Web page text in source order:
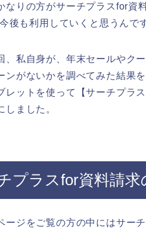
なりの方がサーチプラスfor資
後も利用していくと思うんで
、私自身が、年末セールやク
ンがないかを調べてみた結果
レットを使って【サーチプラ
しました。
プラスfor資料請
ージをご覧の方の中にはサー